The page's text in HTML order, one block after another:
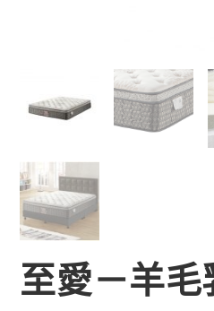
至愛－羊毛